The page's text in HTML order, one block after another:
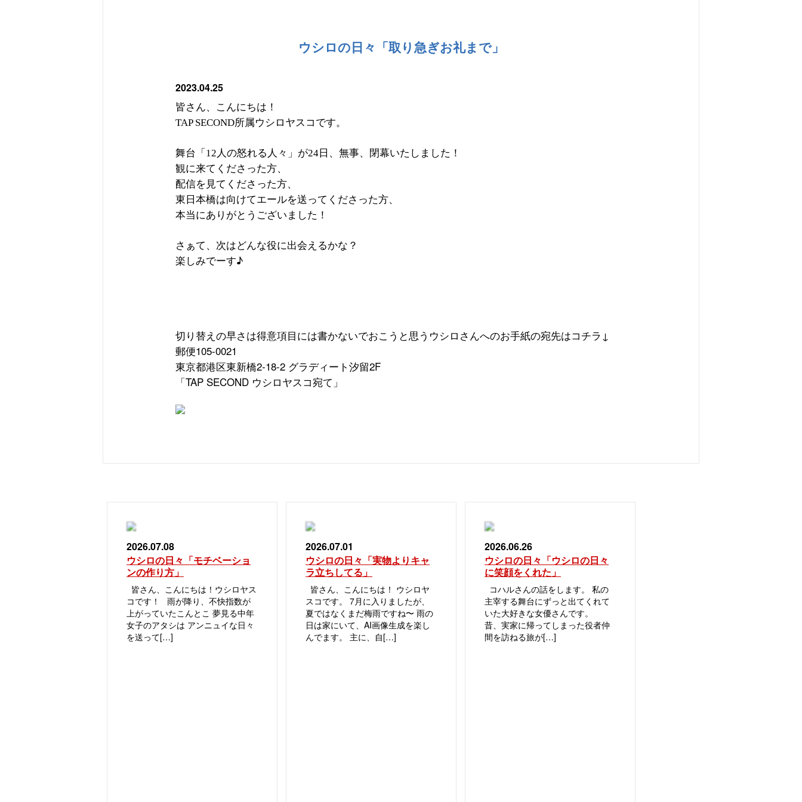
ウシロの日々「取り急ぎお礼まで」
2023.04.25
皆さん、こんにちは！
TAP SECOND所属ウシロヤスコです。
舞台「12 人の怒れる人々」が24日、無事、閉幕いたしました！
観に来てくださった方、
配信を見てくださった方、
東日本橋は向けてエールを送ってくださった方、
本当にありがとうございました！
さぁて、次はどんな役に出会えるかな？
楽しみでーす♪
切り替えの早さは得意項目には書かないでおこうと思うウシロさんへのお手紙の宛先はコチラ ↓
郵便105-0021
東京都港区東新橋2-18-2 グラディート汐留2F
「TAP SECOND ウシロヤスコ宛て」
2026.07.08
ウシロの日々「モチベーショ
ンの作り方」
皆さん、こんにちは！ウシロヤス
コです！ 雨が降り、不快指数が
上がっていたこんとこ 夢見る中年
女子のアタシは アンニュイな日々
を送って[…]
2026.07.01
ウシロの日々「実物よりキャ
ラ立ちしてる」
皆さん、こんにちは！ ウシロヤ
スコです。 7月に入りましたが、
夏ではなくまだ梅雨ですね〜 雨の
日は家にいて、AI画像生成を楽し
んでます。 主に、自[…]
2026.06.26
ウシロの日々「ウシロの日々
に笑顔をくれた」
コハルさんの話をします。 私の
主宰する舞台にずっと出てくれて
いた大好きな女優さんです。
昔、実家に帰ってしまった役者仲
間を訪ねる旅が[…]